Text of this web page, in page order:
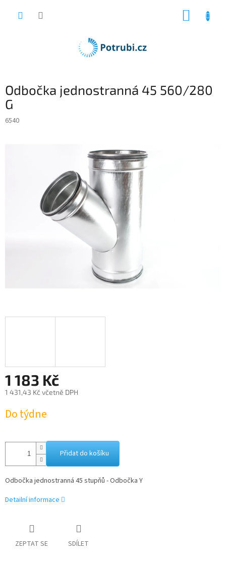
Odbočka jednostranná 45 560/280
G
6540
1 183 Kč
1 431,43 Kč včetně DPH
cena:
Do týdne
Přidat do košíku
Odbočka jednostranná 45 stupňů - Odbočka Y
Detailní informace
ZEPTAT SE SDÍLET